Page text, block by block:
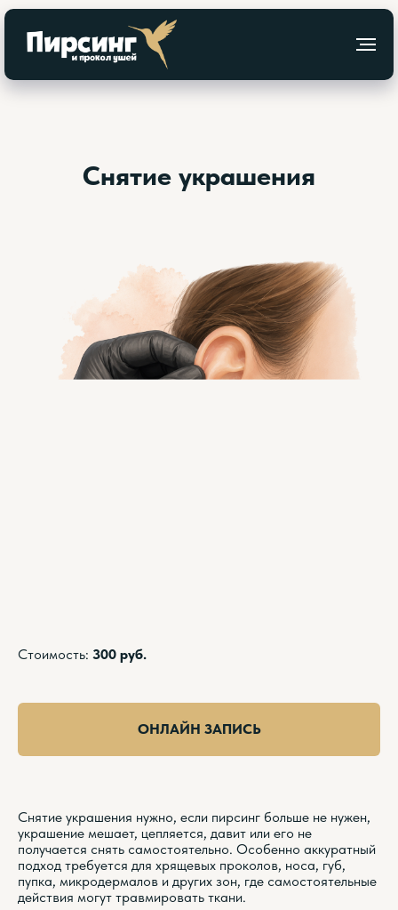
Снятие украшения
Стоимость: 300 руб.
ОНЛАЙН ЗАПИСЬ
Снятие украшения нужно, если пирсинг больше не нужен,
украшение мешает, цепляется, давит или его не
получается снять самостоятельно. Особенно аккуратный
подход требуется для хрящевых проколов, носа, губ,
пупка, микродермалов и других зон, где самостоятельные
действия могут травмировать ткани.